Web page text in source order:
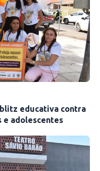
educativa contra
e adolescentes